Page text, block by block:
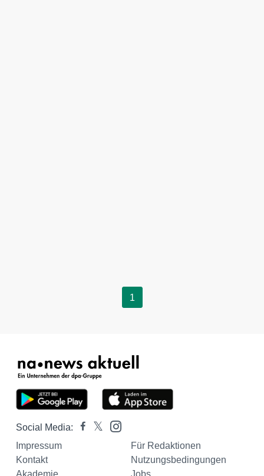
1
Social Media:
Impressum
Für Redaktionen
Kontakt
Nutzungsbedingungen
Akademie
Jobs